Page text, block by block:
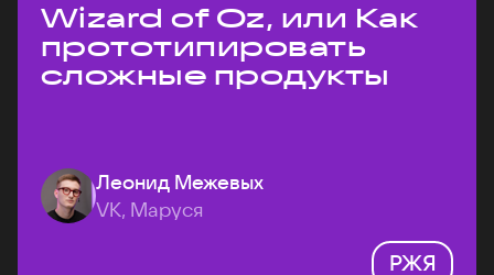
Wizard of Oz, или Как
прототипировать
сложные продукты
Леонид Межевых
VK, Маруся
РЖЯ